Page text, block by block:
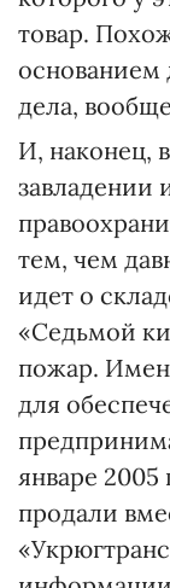
товар.
основанием
дела,
И, наконец,
завладении
тем, чем
идет о
«Седьмой
пожар.
для
январе 2005
продали